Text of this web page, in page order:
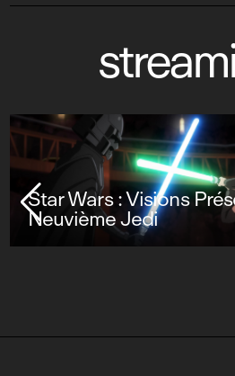
Star Wars : Visions
Neuvième Jedi